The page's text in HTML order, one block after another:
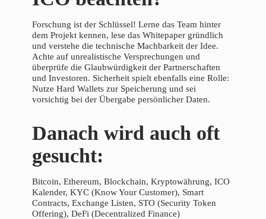
Forschung ist der Schlüssel! Lerne das Team hinter
dem Projekt kennen, lese das Whitepaper gründlich
und verstehe die technische Machbarkeit der Idee.
Achte auf unrealistische Versprechungen und
überprüfe die Glaubwürdigkeit der Partnerschaften
und Investoren. Sicherheit spielt ebenfalls eine Rolle:
Nutze Hard Wallets zur Speicherung und sei
vorsichtig bei der Übergabe persönlicher Daten.
Danach wird auch oft
gesucht:
Bitcoin, Ethereum, Blockchain, Kryptowährung, ICO
Kalender, KYC (Know Your Customer), Smart
Contracts, Exchange Listen, STO (Security Token
Offering), DeFi (Decentralized Finance)